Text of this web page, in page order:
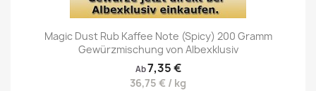
Magic Dust Rub Kaffee Note (Spicy) 200 Gramm
Gewürzmischung von Albexklusiv
Ab7,35 €
36,75 € / kg